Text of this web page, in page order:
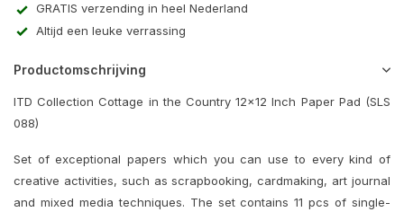
GRATIS verzending in heel Nederland
Altijd een leuke verrassing
Productomschrijving
ITD Collection Cottage in the Country 12x12 Inch Paper Pad (SLS
088)
Set of exceptional papers which you can use to every kind of
creative activities, such as scrapbooking, cardmaking, art journal
and mixed media techniques. The set contains 11 pcs of single-